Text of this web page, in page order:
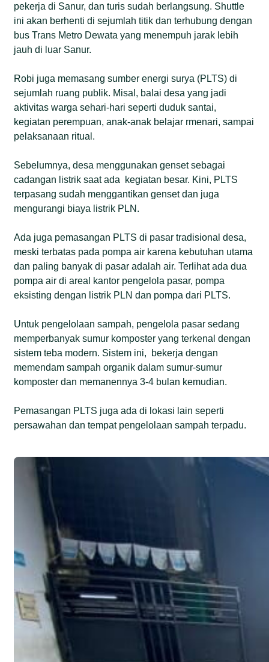
pekerja di Sanur, dan turis sudah berlangsung. Shuttle
ini akan berhenti di sejumlah titik dan terhubung dengan
bus Trans Metro Dewata yang menempuh jarak lebih
jauh di luar Sanur.
Robi juga memasang sumber energi surya (PLTS) di
sejumlah ruang publik. Misal, balai desa yang jadi
aktivitas warga sehari-hari seperti duduk santai,
kegiatan perempuan, anak-anak belajar rmenari, sampai
pelaksanaan ritual.
Sebelumnya, desa menggunakan genset sebagai
cadangan listrik saat ada kegiatan besar. Kini, PLTS
terpasang sudah menggantikan genset dan juga
mengurangi biaya listrik PLN.
Ada juga pemasangan PLTS di pasar tradisional desa,
meski terbatas pada pompa air karena kebutuhan utama
dan paling banyak di pasar adalah air. Terlihat ada dua
pompa air di areal kantor pengelola pasar, pompa
eksisting dengan listrik PLN dan pompa dari PLTS.
Untuk pengelolaan sampah, pengelola pasar sedang
memperbanyak sumur komposter yang terkenal dengan
sistem teba modern. Sistem ini, bekerja dengan
memendam sampah organik dalam sumur-sumur
komposter dan memanennya 3-4 bulan kemudian.
Pemasangan PLTS juga ada di lokasi lain seperti
persawahan dan tempat pengelolaan sampah terpadu.